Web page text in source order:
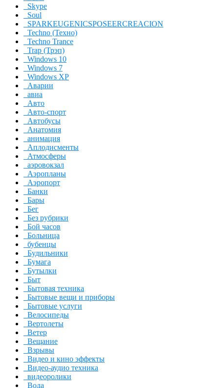
Skype
Soul
SPARKEUGENICSPOSEERCREACION
Techno (Техно)
Techno Trance
Trap (Трэп)
Windows 10
Windows 7
Windows XP
Аварии
авиа
Авто
Авто-спорт
Автобусы
Анатомия
анимация
Аплодисменты
Атмосферы
аэровокзал
Аэропланы
Аэропорт
Банки
Бары
Бег
Без рубрики
Бой часов
Больница
бубенцы
Будильники
Бумага
Бутылки
Быт
Бытовая техника
Бытовые вещи и приборы
Бытовые услуги
Велосипеды
Вертолеты
Ветер
Вещание
Взрывы
Видео и кино эффекты
Видео-аудио техника
видеоролики
Вода